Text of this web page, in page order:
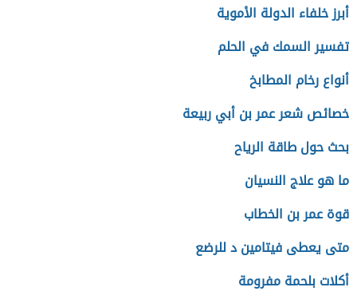
أبرز خلفاء الدولة الأموية
تفسير السمك في الحلم
أنواع رخام المطابخ
خصائص شعر عمر بن أبي ربيعة
بحث حول طاقة الرياح
ما هو علاج النسيان
قوة عمر بن الخطاب
متى يعطى فيتامين د للرضع
أكلات بلحمة مفرومة